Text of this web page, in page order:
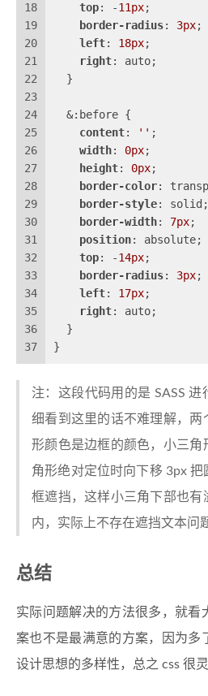
18
19
20
21
22
23
24
25
26
27
28
29
30
31
32
33
34
35
36
37
top: -11px;
border-radius: 3px;
left: 18px;
right: auto;
  }
  &:before {
content: '' ;
width: 0px;
height: 0px;
border-color:
border-style: solid;
border-width: 7px;
position: absolute;
top: -14px;
border-radius: 3px;
left: 17px;
right: auto;
  }
}
注：这段代码用的是 SASS
细看到这里的话不难理解，两
形颜色是边框的颜色，小三角
角形绝对定位时向下移 3px
框遮挡，这样小三角下部也有
内，实际上不存在遮挡文本问
总结
实际问题解决的方法很多，就看
案也不是最满意的方案，因为多
设计思想的多样性，总之 css 很灵